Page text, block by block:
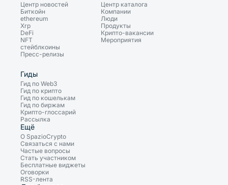
Центр новостей
Биткойн
ethereum
Xrp
DeFi
NFT
стейблкоины
Пресс-релизы
Центр каталога
Компании
Люди
Продукты
Крипто-вакансии
Мероприятия
Гиды
Гид по Web3
Гид по крипто
Гид по кошелькам
Гид по биржам
Крипто-глоссарий
Рассылка
Ещё
О SpazioCrypto
Связаться с нами
Частые вопросы
Стать участником
Бесплатные виджеты
Оговорки
RSS-лента